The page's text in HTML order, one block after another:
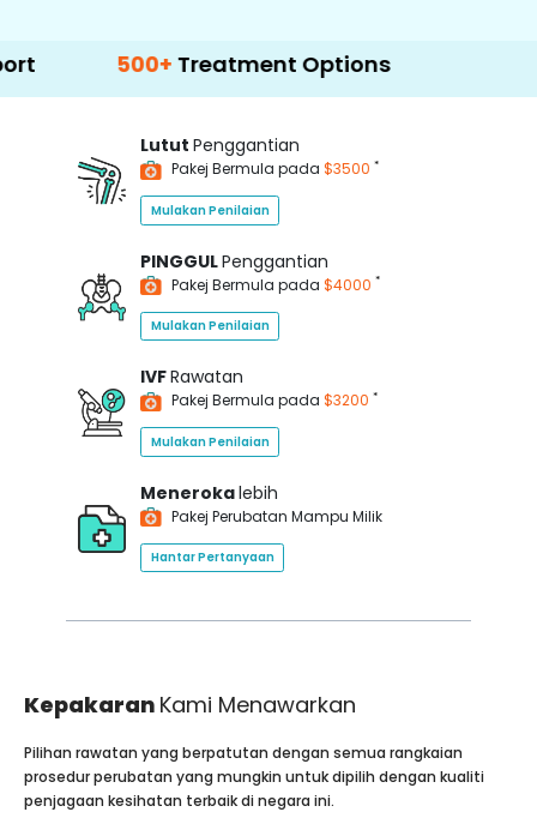
500+ Treatment Options
Lutut Penggantian
Pakej Bermula pada $3500 *
Mulakan Penilaian
PINGGULPenggantian
Pakej Bermula pada $4000 *
Mulakan Penilaian
IVFRawatan
Pakej Bermula pada $3200 *
Mulakan Penilaian
Menerokalebih
Pakej Perubatan Mampu Milik
Hantar Pertanyaan
Kepakaran Kami Menawarkan
Pilihan rawatan yang berpatutan dengan semua rangkaian
prosedur perubatan yang mungkin untuk dipilih dengan kualiti
penjagaan kesihatan terbaik di negara ini.